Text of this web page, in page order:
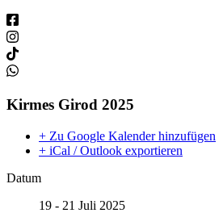
Kirmes Girod 2025
+ Zu Google Kalender hinzufügen
+ iCal / Outlook exportieren
Datum
19 - 21 Juli 2025